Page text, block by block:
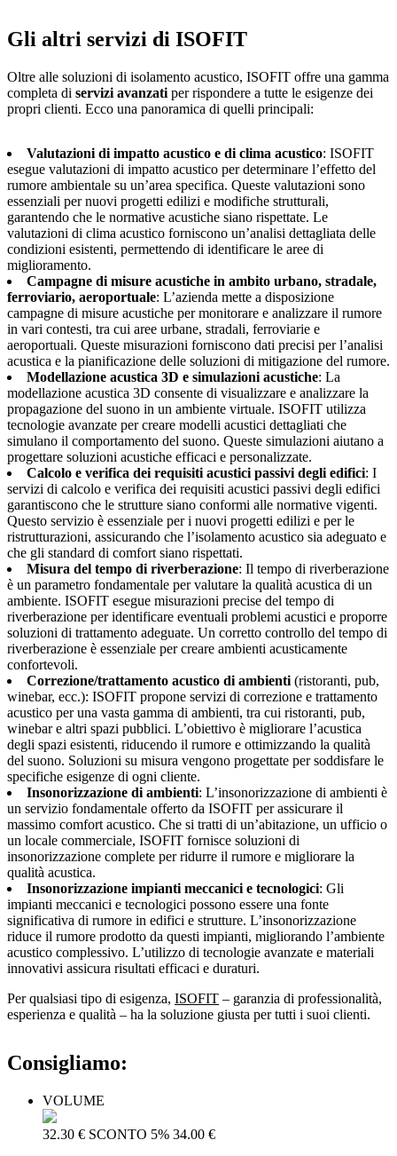
Gli altri servizi di ISOFIT
Oltre alle soluzioni di isolamento acustico, ISOFIT offre una gamma
completa di servizi avanzati per rispondere a tutte le esigenze dei
propri clienti. Ecco una panoramica di quelli principali:
Valutazioni di impatto acustico e di clima acustico: ISOFIT
esegue valutazioni di impatto acustico per determinare l’effetto del
rumore ambientale su un’area specifica. Queste valutazioni sono
essenziali per nuovi progetti edilizi e modifiche strutturali,
garantendo che le normative acustiche siano rispettate. Le
valutazioni di clima acustico forniscono un’analisi dettagliata delle
condizioni esistenti, permettendo di identificare le aree di
miglioramento.
Campagne di misure acustiche in ambito urbano, stradale,
ferroviario, aeroportuale: L’azienda mette a disposizione
campagne di misure acustiche per monitorare e analizzare il rumore
in vari contesti, tra cui aree urbane, stradali, ferroviarie e
aeroportuali. Queste misurazioni forniscono dati precisi per l’analisi
acustica e la pianificazione delle soluzioni di mitigazione del rumore.
Modellazione acustica 3D e simulazioni acustiche: La
modellazione acustica 3D consente di visualizzare e analizzare la
propagazione del suono in un ambiente virtuale. ISOFIT utilizza
tecnologie avanzate per creare modelli acustici dettagliati che
simulano il comportamento del suono. Queste simulazioni aiutano a
progettare soluzioni acustiche efficaci e personalizzate.
Calcolo e verifica dei requisiti acustici passivi degli edifici: I
servizi di calcolo e verifica dei requisiti acustici passivi degli edifici
garantiscono che le strutture siano conformi alle normative vigenti.
Questo servizio è essenziale per i nuovi progetti edilizi e per le
ristrutturazioni, assicurando che l’isolamento acustico sia adeguato e
che gli standard di comfort siano rispettati.
Misura del tempo di riverberazione: Il tempo di riverberazione
è un parametro fondamentale per valutare la qualità acustica di un
ambiente. ISOFIT esegue misurazioni precise del tempo di
riverberazione per identificare eventuali problemi acustici e proporre
soluzioni di trattamento adeguate. Un corretto controllo del tempo di
riverberazione è essenziale per creare ambienti acusticamente
confortevoli.
Correzione/trattamento acustico di ambienti (ristoranti, pub,
winebar, ecc.): ISOFIT propone servizi di correzione e trattamento
acustico per una vasta gamma di ambienti, tra cui ristoranti, pub,
winebar e altri spazi pubblici. L’obiettivo è migliorare l’acustica
degli spazi esistenti, riducendo il rumore e ottimizzando la qualità
del suono. Soluzioni su misura vengono progettate per soddisfare le
specifiche esigenze di ogni cliente.
Insonorizzazione di ambienti: L’insonorizzazione di ambienti è
un servizio fondamentale offerto da ISOFIT per assicurare il
massimo comfort acustico. Che si tratti di un’abitazione, un ufficio o
un locale commerciale, ISOFIT fornisce soluzioni di
insonorizzazione complete per ridurre il rumore e migliorare la
qualità acustica.
Insonorizzazione impianti meccanici e tecnologici: Gli
impianti meccanici e tecnologici possono essere una fonte
significativa di rumore in edifici e strutture. L’insonorizzazione
riduce il rumore prodotto da questi impianti, migliorando l’ambiente
acustico complessivo. L’utilizzo di tecnologie avanzate e materiali
innovativi assicura risultati efficaci e duraturi.
Per qualsiasi tipo di esigenza, ISOFIT – garanzia di professionalità,
esperienza e qualità – ha la soluzione giusta per tutti i suoi clienti.
Consigliamo:
VOLUME
32.30 € SCONTO 5% 34.00 €